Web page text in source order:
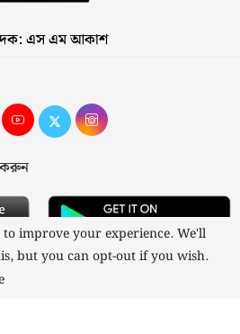
এস এম আকাশ
করুন
to improve your experience. We'll
but you can opt-out if you wish.